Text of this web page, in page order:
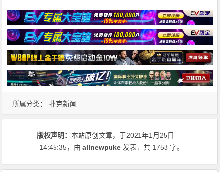
所属分类： 扑克新闻
版权声明：本站原创文章，于2021年1月25日
14:45:35，由allnewpuke 发表，共 1758 字。